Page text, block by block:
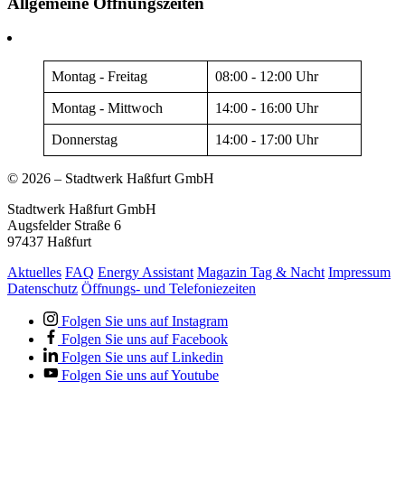
Montag - Freitag 08:00 - 12:00 Uhr
Montag - Mittwoch 14:00 - 16:00 Uhr
Donnerstag 14:00 - 17:00 Uhr
© 2026 – Stadtwerk Haßfurt GmbH
Stadtwerk Haßfurt GmbH
Augsfelder Straße 6
97437 Haßfurt
Aktuelles FAQ Energy Assistant Magazin Tag & Nacht Impressum
Datenschutz Öffnungs- und Telefoniezeiten
Folgen Sie uns auf Instagram
Folgen Sie uns auf Facebook
Folgen Sie uns auf Linkedin
Folgen Sie uns auf Youtube